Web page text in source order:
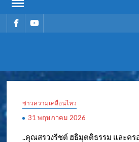
รายการรายการ
ส
ข่าวความเคลื่อนไหว
31 พฤษภาคม 2026
..คุณสรวงรีชต์ ฮธิมุตติธรรม และค